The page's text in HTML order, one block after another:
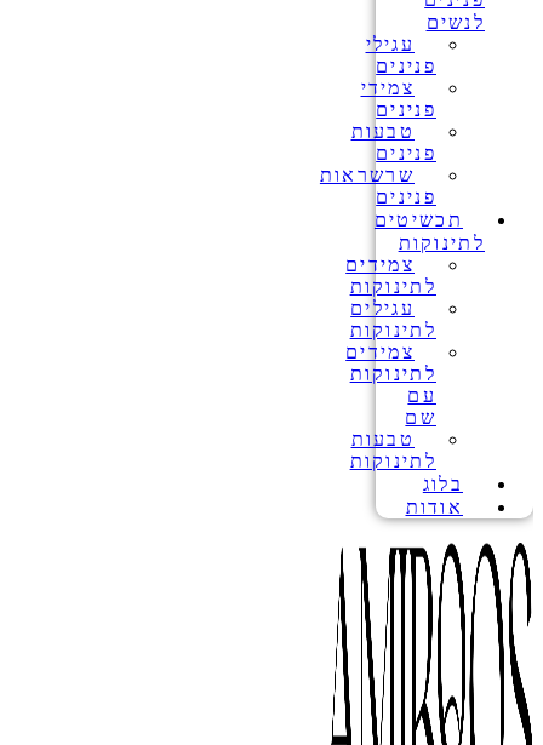
לנשים
עגילי
פנינים
צמידי
פנינים
טבעות
פנינים
שרשראות
פנינים
תכשיטים
לתינוקות
צמידים
לתינוקות
עגילים
לתינוקות
צמידים
לתינוקות
עם
שם
טבעות
לתינוקות
בלוג
אודות